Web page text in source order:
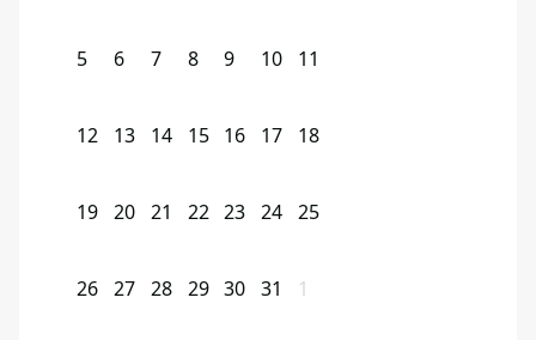
5 6 7 8 9 10 11
12 13 14 15 16 17 18
19 20 21 22 23 24 25
26 27 28 29 30 31 1